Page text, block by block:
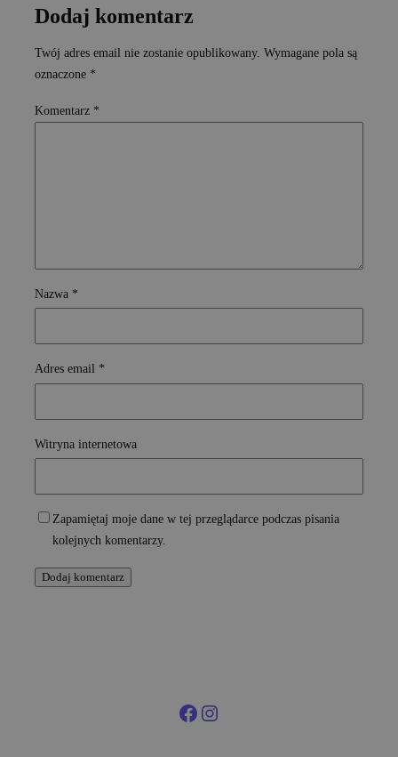
Dodaj komentarz
Twój adres email nie zostanie opublikowany. Wymagane pola są
oznaczone *
Komentarz *
Nazwa *
Adres email *
Witryna internetowa
Zapamiętaj moje dane w tej przeglądarce podczas pisania
kolejnych komentarzy.
Facebook Instagram